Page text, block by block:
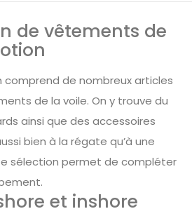
de vêtements de
de nombreux articles
de la voile. On y trouve du
ainsi que des accessoires
bien à la régate qu’à une
sélection permet de compléter
et inshore